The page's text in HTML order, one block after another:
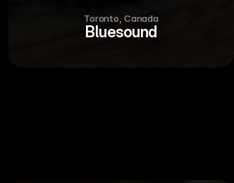
Toronto, Canada
Bluesound